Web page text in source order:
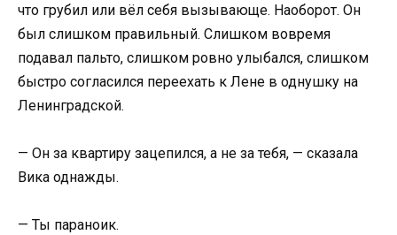
что грубил или вёл себя вызывающе. Наоборот. Он
был слишком правильный. Слишком вовремя
подавал пальто, слишком ровно улыбался, слишком
быстро согласился переехать к Лене в однушку на
Ленинградской.
— Он за квартиру зацепился, а не за тебя, — сказала
Вика однажды.
— Ты параноик.